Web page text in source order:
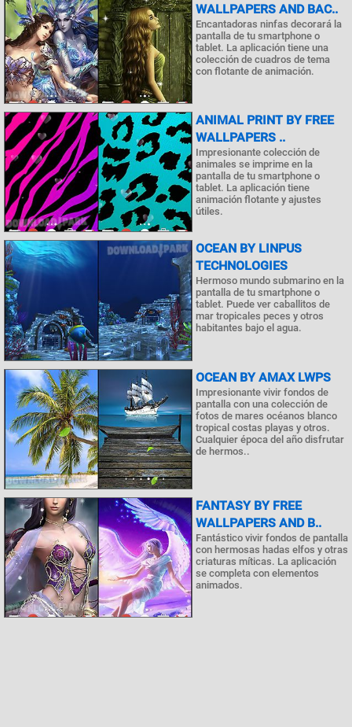
WALLPAPERS AND BAC..
Encantadoras ninfas decorará la
pantalla de tu smartphone o
tablet. La aplicación tiene una
colección de cuadros de tema
con flotante de animación.
ANIMAL PRINT BY FREE
WALLPAPERS ..
Impresionante colección de
animales se imprime en la
pantalla de tu smartphone o
tablet. La aplicación tiene
animación flotante y ajustes
útiles.
OCEAN BY LINPUS
TECHNOLOGIES
Hermoso mundo submarino en la
pantalla de tu smartphone o
tablet. Puede ver caballitos de
mar tropicales peces y otros
habitantes bajo el agua.
OCEAN BY AMAX LWPS
Impresionante vivir fondos de
pantalla con una colección de
fotos de mares océanos blanco
tropical costas playas y otros.
Cualquier época del año disfrutar
de hermos..
FANTASY BY FREE
WALLPAPERS AND B..
Fantástico vivir fondos de pantalla
con hermosas hadas elfos y otras
criaturas míticas. La aplicación
se completa con elementos
animados.